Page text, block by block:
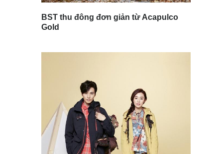
BST thu đông đơn giản từ Acapulco
Gold